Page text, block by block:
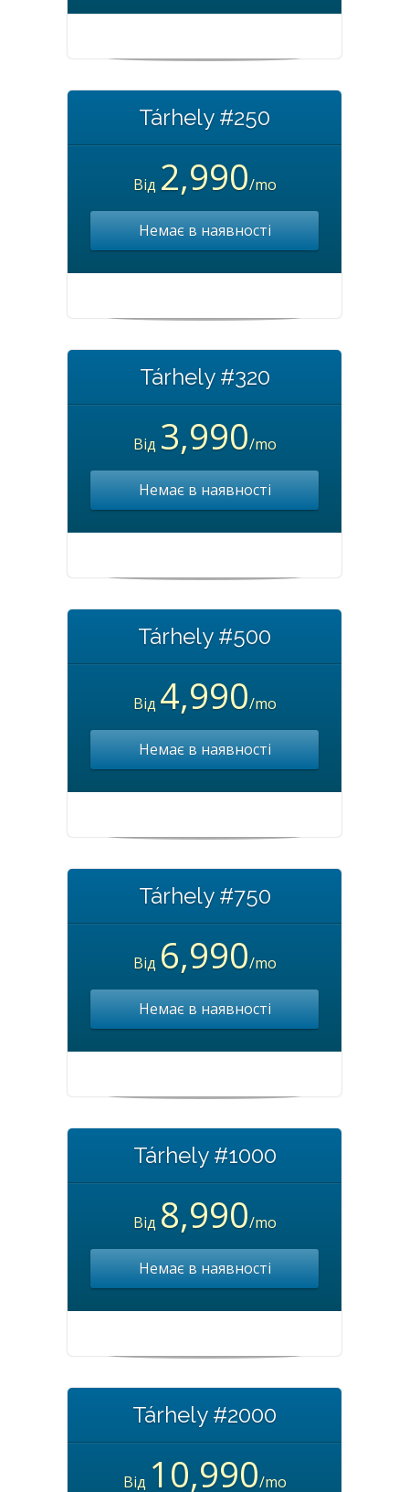
Tárhely #250
Від 2,990/mo
Немає в наявності
Tárhely #320
Від 3,990/mo
Немає в наявності
Tárhely #500
Від 4,990/mo
Немає в наявності
Tárhely #750
Від 6,990/mo
Немає в наявності
Tárhely #1000
Від 8,990/mo
Немає в наявності
Tárhely #2000
Від 10,990/mo